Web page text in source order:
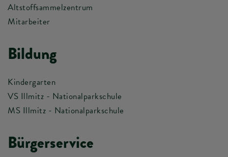
Altstoffsammelzentrum
Mitarbeiter
Bildung
Kindergarten
VS Illmitz - Nationalparkschule
MS Illmitz - Nationalparkschule
Bürgerservice